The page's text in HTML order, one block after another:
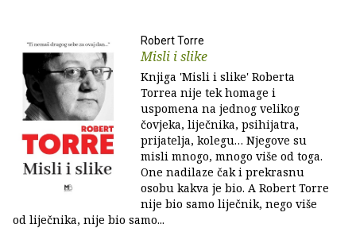
Robert Torre
Misli i slike
Knjiga 'Misli i slike' Roberta
Torrea nije tek homage i
uspomena na jednog velikog
čovjeka, liječnika, psihijatra,
prijatelja, kolegu… Njegove su
misli mnogo, mnogo više od toga.
One nadilaze čak i prekrasnu
osobu kakva je bio. A Robert Torre
nije bio samo liječnik, nego više
od liječnika, nije bio samo...